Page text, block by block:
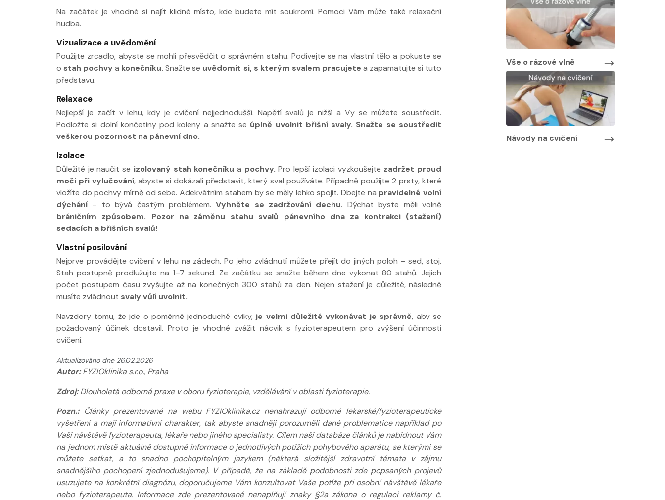
Na začátek je vhodné si najít klidné místo, kde budete mít soukromí. Pomoci Vám může také relaxační
hudba.
Vizualizace a uvědomění
Použijte zrcadlo, abyste se mohli přesvědčit o správném stahu. Podívejte se na vlastní tělo a pokuste se
o stah pochvy a konečníku. Snažte se uvědomit si, s kterým svalem pracujete a zapamatujte si tuto
představu.
Relaxace
Nejlepší je začít v lehu, kdy je cvičení nejjednodušší. Napětí svalů je nižší a Vy se můžete soustředit.
Podložte si dolní končetiny pod koleny a snažte se úplně uvolnit břišní svaly. Snažte se soustředit
veškerou pozornost na pánevní dno.
Izolace
Důležité je naučit se izolovaný stah konečníku a pochvy. Pro lepší izolaci vyzkoušejte zadržet proud
moči při vylučování, abyste si dokázali představit, který sval používáte. Případně použijte 2 prsty, které
vložíte do pochvy mírně od sebe. Adekvátním stahem by se měly lehko spojit. Dbejte na pravidelné volní
dýchání – to bývá častým problémem.Vyhněte se zadržování dechu. Dýchat byste měli volně
bráničním způsobem.
Pozor na záměnu stahu svalů pánevního dna za kontrakci (stažení)
sedacích a břišních svalů!
Vlastní posilování
Nejprve provádějte cvičení v lehu na zádech. Po jeho zvládnutí můžete přejít do jiných poloh – sed, stoj.
Stah postupně prodlužujte na 1–7 sekund. Ze začátku se snažte během dne vykonat 80 stahů. Jejich
počet postupem času zvyšujte až na konečných 300 stahů za den. Nejen stažení je důležité, následně
musíte zvládnout svaly vůlí uvolnit.
Navzdory tomu, že jde o poměrně jednoduché cviky,je velmi důležité vykonávat je správně, aby se
požadovaný účinek dostavil. Proto je vhodné zvážit nácvik s fyzioterapeutem pro zvýšení účinnosti
cvičení.
Aktualizováno dne 26.02.2026
Autor:FYZIOklinika s.r.o., Praha
Zdroj:Dlouholetá odborná praxe v oboru fyzioterapie, vzdělávání v oblasti fyzioterapie.
Pozn.:Články prezentované na webu FYZIOklinika.cz nenahrazují odborné lékařské/fyzioterapeutické
vyšetření a mají informativní charakter, tak abyste snadněji porozuměli dané problematice například po
Vaší návštěvě fyzioterapeuta, lékaře nebo jiného specialisty. Cílem naší databáze článků je nabídnout Vám
na jednom místě aktuálně dostupné informace o jednotlivých potížích pohybového aparátu, se kterými se
můžete setkat, a to snadno pochopitelným jazykem (některá složitější zdravotní témata v zájmu
snadnějšího pochopení zjednodušujeme). V případě, že na základě podobnosti zde popsaných projevů
usuzujete na konkrétní diagnózu, doporučujeme Vám konzultovat Vaše potíže při osobní návštěvě lékaře
nebo fyzioterapeuta. Informace zde prezentované nenaplňují znaky §2a zákona o regulaci reklamy č.
Vše o rázové vlně
Návody na cvičení